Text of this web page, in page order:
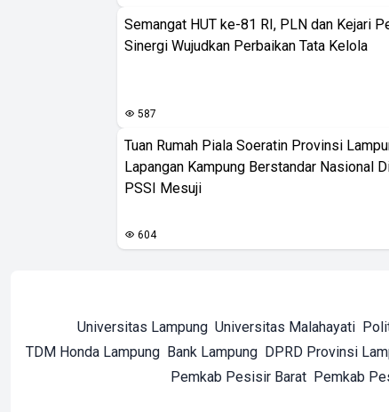
Semangat HUT ke-81 RI, PLN dan Kejari
Sinergi Wujudkan Perbaikan Tata Kelola
587
Tuan Rumah Piala Soeratin Provinsi
Lapangan Kampung Berstandar Nasional
PSSI Mesuji
604
Universitas Lampung Universitas Malahayati
TDM Honda Lampung Bank Lampung DPRD Provinsi
Pemkab Pesisir Barat Pemkab